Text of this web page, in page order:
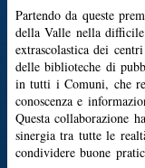
Partendo da queste
della Valle nella
extrascolastica dei
delle biblioteche di
in tutti i Comuni, che
conoscenza e
Questa collaborazione
sinergia tra tutte le
condividere buone